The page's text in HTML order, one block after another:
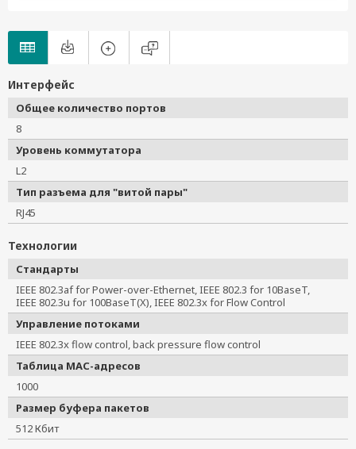
Интерфейс
Общее количество портов
8
Уровень коммутатора
L2
Тип разъема для "витой пары"
RJ45
Технологии
Стандарты
IEEE 802.3af for Power-over-Ethernet, IEEE 802.3 for 10BaseT,
IEEE 802.3u for 100BaseT(X), IEEE 802.3x for Flow Control
Управление потоками
IEEE 802.3x flow control, back pressure flow control
Таблица MAC-адресов
1000
Размер буфера пакетов
512 Кбит